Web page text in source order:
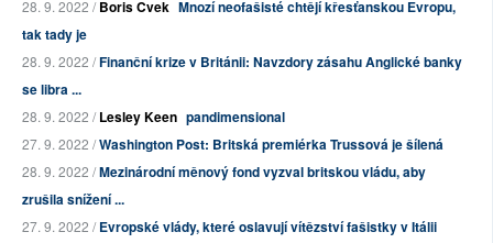
28. 9. 2022 /Boris Cvek Mnozí neofašisté chtějí křesťanskou Evropu,
tak tady je
28. 9. 2022 /Finanční krize v Británii: Navzdory zásahu Anglické banky
se libra ...
28. 9. 2022 /Lesley Keen pandimensional
27. 9. 2022 /Washington Post: Britská premiérka Trussová je šílená
28. 9. 2022 /Mezinárodní měnový fond vyzval britskou vládu, aby
zrušila snížení ...
27. 9. 2022 /Evropské vlády, které oslavují vítězství fašistky v Itálii